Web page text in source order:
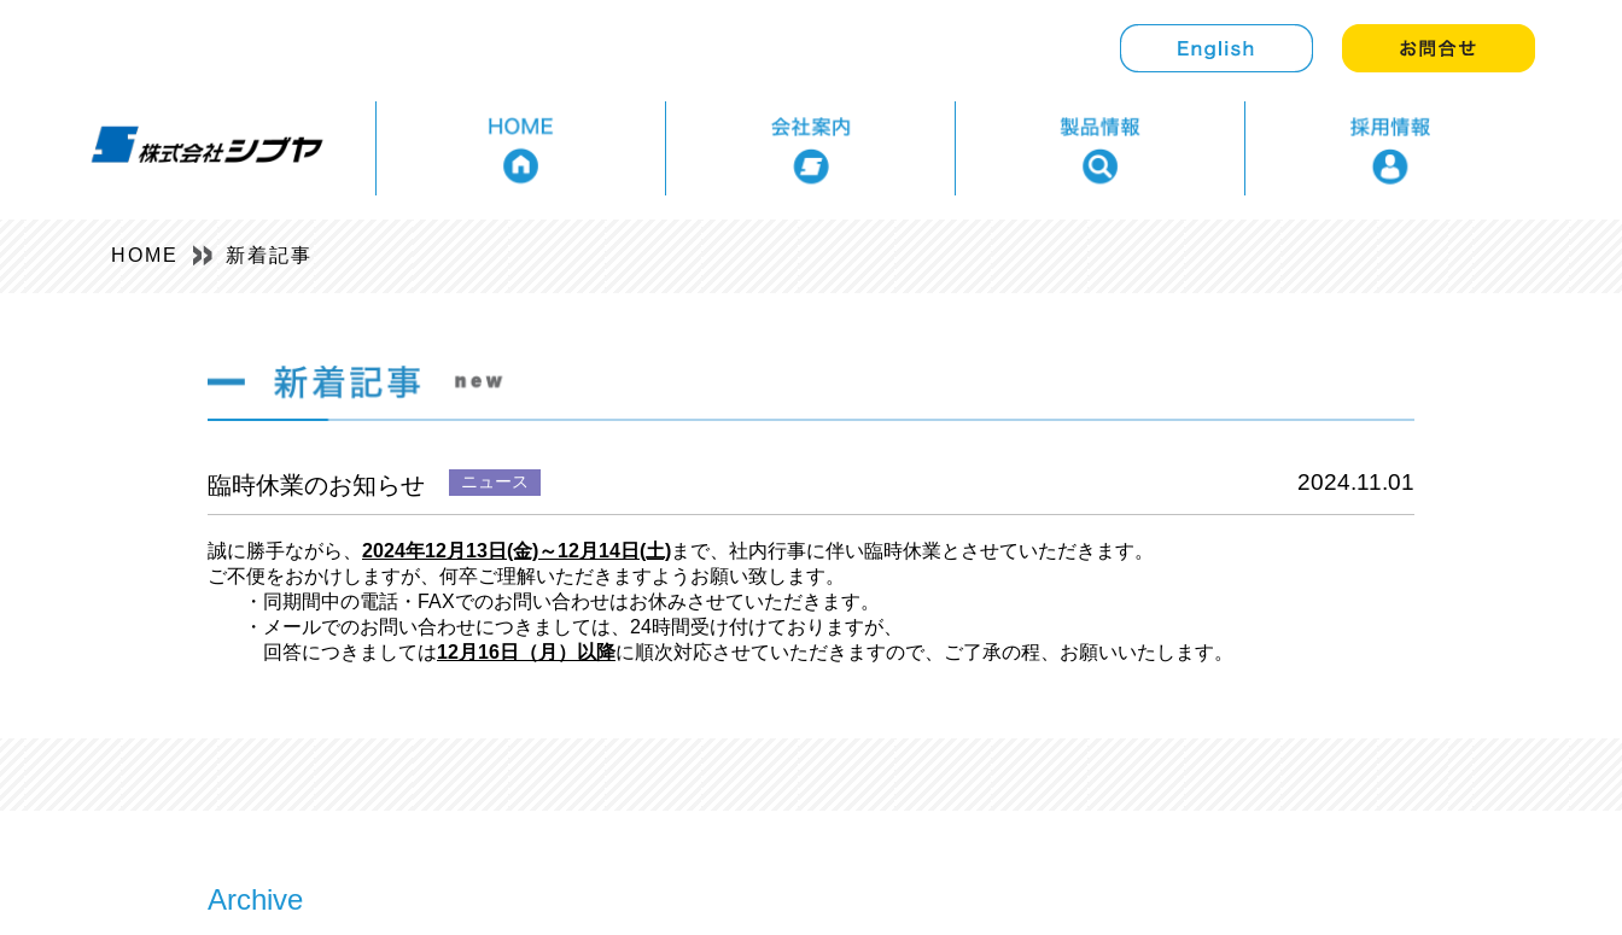
HOME 新着記事
臨時休業のお知らせ ニュース 2024.11.01
誠に勝手ながら、 2024年12月13 日(金)～12月14日(土)まで、社内行事に伴い臨時休業とさせていただきます。
ご不便をおかけしますが、何卒ご理解いただきますようお願い致します。
・同期間中の電話・FAXでのお問い合わせはお休みさせていただきます。
・メールでのお問い合わせにつきましては、24時間受け付けておりますが、
回答につきましては12月16日（月）以降に順次対応させていただきますので、ご了承の程、お願いいたします。
Archive